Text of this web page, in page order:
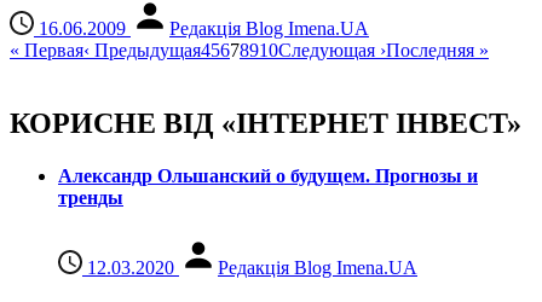
16.06.2009
Редакція Blog Imena.UA
« Первая‹ Предыдущая45678910Следующая ›Последняя »
КОРИСНЕ ВІД «ІНТЕРНЕТ ІНВЕСТ»
Александр Ольшанский о будущем. Прогнозы и
тренды
12.03.2020 Редакція Blog Imena.UA